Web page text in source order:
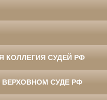
СУДЕЙ РФ
СУДЕ РФ